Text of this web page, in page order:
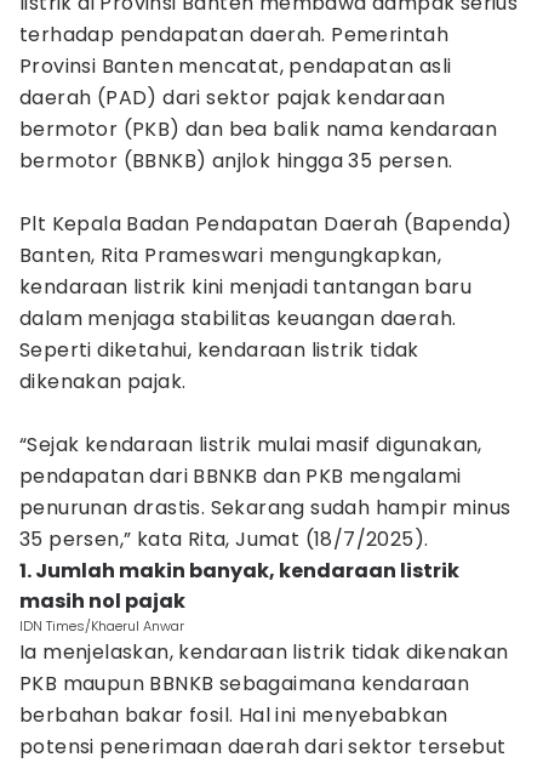
terhadap pendapatan daerah. Pemerintah
Provinsi Banten mencatat, pendapatan asli
daerah (PAD) dari sektor pajak kendaraan
bermotor (PKB) dan bea balik nama kendaraan
bermotor (BBNKB) anjlok hingga 35 persen.
Plt Kepala Badan Pendapatan Daerah (Bapenda)
Banten, Rita Prameswari mengungkapkan,
kendaraan listrik kini menjadi tantangan baru
dalam menjaga stabilitas keuangan daerah.
Seperti diketahui, kendaraan listrik tidak
dikenakan pajak.
“Sejak kendaraan listrik mulai masif digunakan,
pendapatan dari BBNKB dan PKB mengalami
penurunan drastis. Sekarang sudah hampir minus
35 persen,” kata Rita, Jumat (18/7/2025).
1. Jumlah makin banyak, kendaraan listrik
masih nol pajak
IDN Times/Khaerul Anwar
Ia menjelaskan, kendaraan listrik tidak dikenakan
PKB maupun BBNKB sebagaimana kendaraan
berbahan bakar fosil. Hal ini menyebabkan
potensi penerimaan daerah dari sektor tersebut